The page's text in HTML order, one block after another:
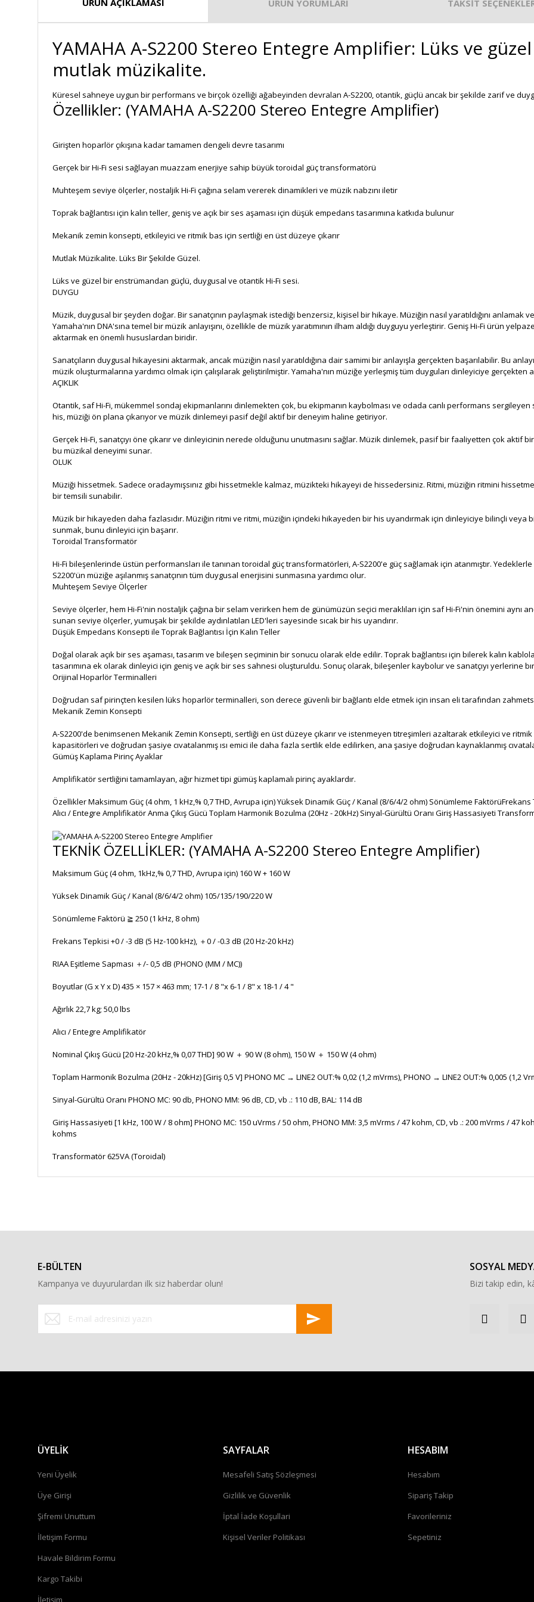
ÜRÜN YORUMLARI TAKSİT
YAMAHA A-S2200 Stereo Entegre Amplifier: Lüks ve
mutlak müzikalite.
Küresel sahneye uygun bir performans ve birçok özelliği ağabeyinden devralan A-S2200, otantik, güçlü ancak bir şekilde zarif ve
Özellikler: (YAMAHA A-S2200 Stereo Entegre Amplifier)
Girişten hoparlör çıkışına kadar tamamen dengeli devre tasarımı
Gerçek bir Hi-Fi sesi sağlayan muazzam enerjiye sahip büyük toroidal güç transformatörü
Muhteşem seviye ölçerler, nostaljik Hi-Fi çağına selam vererek dinamikleri ve müzik nabzını iletir
Toprak bağlantısı için kalın teller, geniş ve açık bir ses aşaması için düşük empedans tasarımına katkıda bulunur
Mekanik zemin konsepti, etkileyici ve ritmik bas için sertliği en üst düzeye çıkarır
Mutlak Müzikalite. Lüks Bir Şekilde Güzel.
Lüks ve güzel bir enstrümandan güçlü, duygusal ve otantik Hi-Fi sesi.
DUYGU
Müzik, duygusal bir şeyden doğar. Bir sanatçının paylaşmak istediği benzersiz, kişisel bir hikaye. Müziğin nasıl yaratıldığını anlamak
Yamaha'nın DNA'sına temel bir müzik anlayışını, özellikle de müzik yaratımının ilham aldığı duyguyu yerleştirir. Geniş Hi-Fi ürün
aktarmak en önemli hususlardan biridir.
Sanatçıların duygusal hikayesini aktarmak, ancak müziğin nasıl yaratıldığına dair samimi bir anlayışla gerçekten başarılabilir. Bu
müzik oluşturmalarına yardımcı olmak için çalışılarak geliştirilmiştir. Yamaha'nın müziğe yerleşmiş tüm duyguları dinleyiciye gerçekten
AÇIKLIK
Otantik, saf Hi-Fi, mükemmel sondaj ekipmanlarını dinlemekten çok, bu ekipmanın kaybolması ve odada canlı performans sergileyen
his, müziği ön plana çıkarıyor ve müzik dinlemeyi pasif değil aktif bir deneyim haline getiriyor.
Gerçek Hi-Fi, sanatçıyı öne çıkarır ve dinleyicinin nerede olduğunu unutmasını sağlar. Müzik dinlemek, pasif bir faaliyetten çok aktif bir
bu müzikal deneyimi sunar.
OLUK
Müziği hissetmek. Sadece oradaymışsınız gibi hissetmekle kalmaz, müzikteki hikayeyi de hissedersiniz. Ritmi, müziğin ritmini
bir temsili sunabilir.
Müzik bir hikayeden daha fazlasıdır. Müziğin ritmi ve ritmi, müziğin içindeki hikayeden bir his uyandırmak için dinleyiciye bilinçli veya
sunmak, bunu dinleyici için başarır.
Toroidal Transformatör
Hi-Fi bileşenlerinde üstün performansları ile tanınan toroidal güç transformatörleri, A-S2200'e güç sağlamak için atanmıştır. Yedeklerle
S2200'ün müziğe aşılanmış sanatçının tüm duygusal enerjisini sunmasına yardımcı olur.
Muhteşem Seviye Ölçerler
Seviye ölçerler, hem Hi-Fi'nin nostaljik çağına bir selam verirken hem de günümüzün seçici meraklıları için saf Hi-Fi'nin önemini aynı
sunan seviye ölçerler, yumuşak bir şekilde aydınlatılan LED'leri sayesinde sıcak bir his uyandırır.
Düşük Empedans Konsepti ile Toprak Bağlantısı İçin Kalın Teller
Doğal olarak açık bir ses aşaması, tasarım ve bileşen seçiminin bir sonucu olarak elde edilir. Toprak bağlantısı için bilerek kalın
tasarımına ek olarak dinleyici için geniş ve açık bir ses sahnesi oluşturuldu. Sonuç olarak, bileşenler kaybolur ve sanatçıyı yerlerine
Orijinal Hoparlör Terminalleri
Doğrudan saf pirinçten kesilen lüks hoparlör terminalleri, son derece güvenli bir bağlantı elde etmek için insan eli tarafından
Mekanik Zemin Konsepti
A-S2200'de benimsenen Mekanik Zemin Konsepti, sertliği en üst düzeye çıkarır ve istenmeyen titreşimleri azaltarak etkileyici ve
kapasitörleri ve doğrudan şasiye cıvatalanmış ısı emici ile daha fazla sertlik elde edilirken, ana şasiye doğrudan kaynaklanmış
Gümüş Kaplama Pirinç Ayaklar
Amplifikatör sertliğini tamamlayan, ağır hizmet tipi gümüş kaplamalı pirinç ayaklardır.
Özellikler Maksimum Güç (4 ohm, 1 kHz,% 0,7 THD, Avrupa için) Yüksek Dinamik Güç / Kanal (8/6/4/2 ohm) Sönümleme FaktörüFrekans
Alıcı / Entegre Amplifikatör Anma Çıkış Gücü Toplam Harmonik Bozulma (20Hz - 20kHz) Sinyal-Gürültü Oranı Giriş Hassasiyeti
TEKNİK ÖZELLİKLER: (YAMAHA A-S2200 Stereo Entegre Amplifier)
Maksimum Güç (4 ohm, 1kHz,% 0,7 THD, Avrupa için) 160 W + 160 W
Yüksek Dinamik Güç / Kanal (8/6/4/2 ohm) 105/135/190/220 W
Sönümleme Faktörü ≧ 250 (1 kHz, 8 ohm)
Frekans Tepkisi +0 / -3 dB (5 Hz-100 kHz), ＋0 / -0.3 dB (20 Hz-20 kHz)
RIAA Eşitleme Sapması ＋/- 0,5 dB (PHONO (MM / MC))
Boyutlar (G x Y x D) 435 × 157 × 463 mm; 17-1 / 8 "x 6-1 / 8" x 18-1 / 4 "
Ağırlık 22,7 kg; 50,0 lbs
Alıcı / Entegre Amplifikatör
Nominal Çıkış Gücü [20 Hz-20 kHz,% 0,07 THD] 90 W ＋ 90 W (8 ohm), 150 W ＋ 150 W (4 ohm)
Toplam Harmonik Bozulma (20Hz - 20kHz) [Giriş 0,5 V] PHONO MC → LINE2 OUT:% 0,02 (1,2 mVrms), PHONO → LINE2 OUT:% 0,005 (1,2
Sinyal-Gürültü Oranı PHONO MC: 90 db, PHONO MM: 96 dB, CD, vb .: 110 dB, BAL: 114 dB
Giriş Hassasiyeti [1 kHz, 100 W / 8 ohm] PHONO MC: 150 uVrms / 50 ohm, PHONO MM: 3,5 mVrms / 47 kohm, CD, vb .: 200 mVrms / 47
kohms
Transformatör 625VA (Toroidal)
Ürün bilgilerinde hatalar bulunuyor.
Ürün fiyatı diğer sitelerden daha pahalı.
Bu ürüne benzer farklı alternatifler olmalı.
E-BÜLTEN
Kampanya ve duyurulardan ilk siz haberdar olun!
SOSYAL
Bizi takip edin,
ÜYELİK
Yeni Üyelik
Üye Girişi
Şifremi Unuttum
İletişim Formu
Havale Bildirim Formu
Kargo Takibi
İletişim
SAYFALAR
Mesafeli Satış Sözleşmesi
Gizlilik ve Güvenlik
İptal İade Koşullari
Kişisel Veriler Politikası
HESABIM
Hesabım
Sipariş Takip
Favorileriniz
Sepetiniz